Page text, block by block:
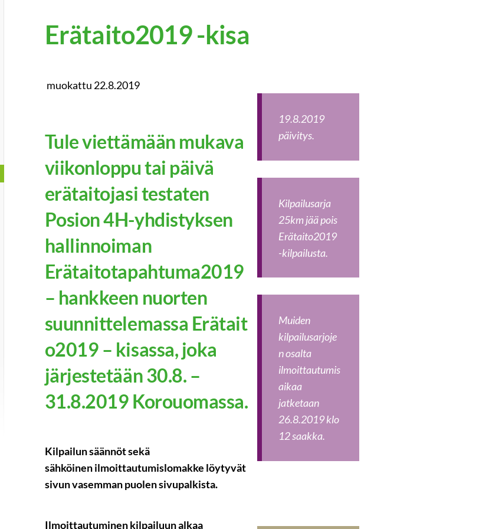
Erätaito2019 -kisa
muokattu 22.8.2019
Tule viettämään mukava
viikonloppu tai päivä
erätaitojasi testaten
Posion 4H-yhdistyksen
hallinnoiman
Erätaitotapahtuma2019
– hankkeen nuorten
suunnittelemassa Erätait
o2019 – kisassa, joka
järjestetään 30.8. –
31.8.2019 Korouomassa.
Kilpailun säännöt sekä
sähköinen ilmoittautumislomakke löytyvät
sivun vasemman puolen sivupalkista.
Ilmoittautuminen kilpailuun alkaa
19.8.2019
päivitys.
Kilpailusarja
25km jää pois
Erätaito2019
-kilpailusta.
Muiden
kilpailusarjoje
n osalta
ilmoittautumis
aikaa
jatketaan
26.8.2019 klo
12 saakka.